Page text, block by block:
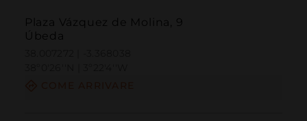
Plaza Vázquez de Molina, 9
Úbeda